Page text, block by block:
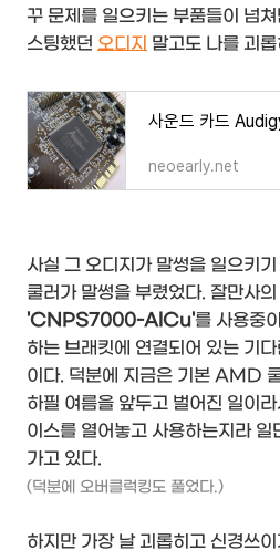
꾸 문제를 일으키는 부품들이 넘
스팅했던 오디지 말고도 나를 괴
사운드 카드
neoearly.net
사실 그 오디지가 말썽을 일으키
쿨러가 말썽을 부렸었다. 잘만사
'CNPS7000-AlCu'를 사용중
하는 브래킷에 연결되어 있는 기
이다. 덕분에 지금은 기본 AMD
하필 여름을 앞두고 벌어진 일이
이스를 열어놓고 사용하는지라
가고 있다.
(덕분에 오버클럭킹도 풀었다.)
하지만 가장 날 괴롭히고 신경쓰